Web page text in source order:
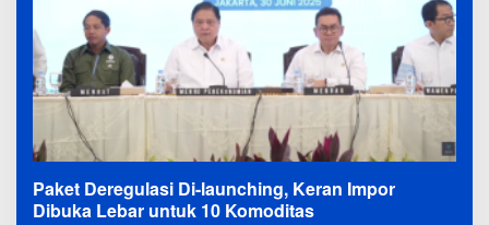
Paket Deregulasi Di-launching, Keran Impor
Dibuka Lebar untuk 10 Komoditas